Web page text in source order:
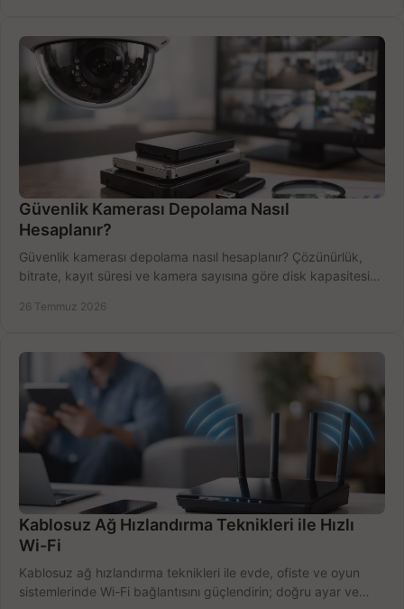
Güvenlik Kamerası Depolama Nasıl
Hesaplanır?
Güvenlik kamerası depolama nasıl hesaplanır? Çözünürlük,
bitrate, kayıt süresi ve kamera sayısına göre disk kapasitesini
26 Temmuz 2026
Kablosuz Ağ Hızlandırma Teknikleri ile Hızlı
Wi-Fi
Kablosuz ağ hızlandırma teknikleri ile evde, ofiste ve oyun
sistemlerinde Wi-Fi bağlantısını güçlendirin; doğru ayar ve